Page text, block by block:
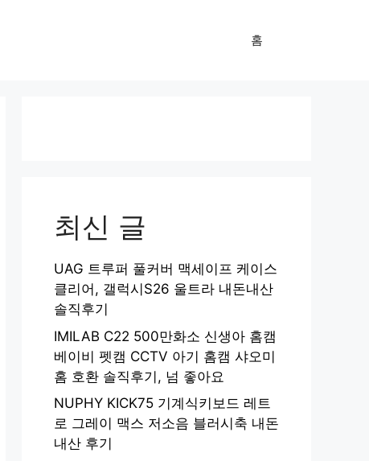
홈
최신 글
UAG 트루퍼 풀커버 맥세이프 케이스
클리어, 갤럭시S26 울트라 내돈내산
솔직후기
IMILAB C22 500만화소 신생아 홈캠
베이비 펫캠 CCTV 아기 홈캠 샤오미
홈 호환 솔직후기, 넘 좋아요
NUPHY KICK75 기계식키보드 레트
로 그레이 맥스 저소음 블러시축 내돈
내산 후기